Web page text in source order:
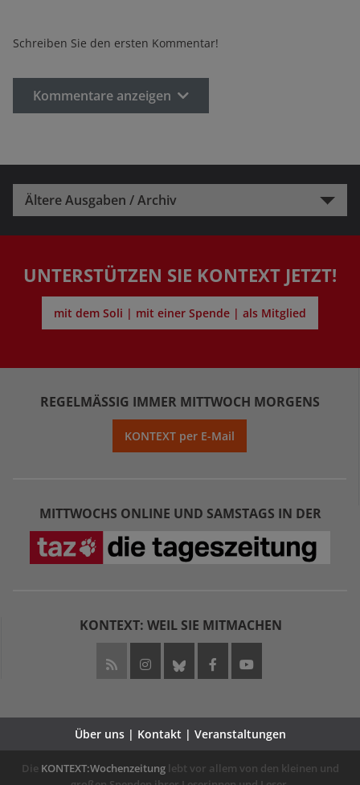
Schreiben Sie den ersten Kommentar!
Kommentare anzeigen
Ältere Ausgaben / Archiv
UNTERSTÜTZEN SIE KONTEXT JETZT!
mit dem Soli | mit einer Spende | als Mitglied
REGELMÄSSIG IMMER MITTWOCH MORGENS
KONTEXT per E-Mail
MITTWOCHS ONLINE UND SAMSTAGS IN DER
KONTEXT: WEIL SIE MITMACHEN
Über uns | Kontakt | Veranstaltungen
Die KONTEXT:Wochenzeitunglebt vor allem von den kleinen und